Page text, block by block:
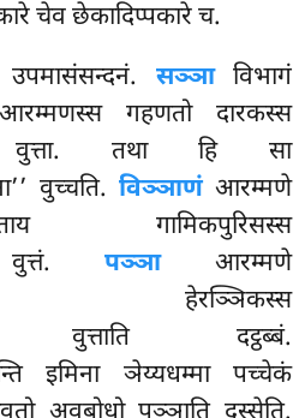
चेव छेकादिप्पकारे च.
सञ्ञाविभागं
गहणतो दारकस्स
वुत्ता. तथा हि सा
वुच्चति. विञ्ञाणंआरम्मणे
गामिकपुरिसस्स
वुत्तं. पञ्ञाआरम्मणे
हेरञ्ञिकस्स
वुत्ताति दट्ठब्बं.
इमिना ञेय्यधम्मा पच्चेकं